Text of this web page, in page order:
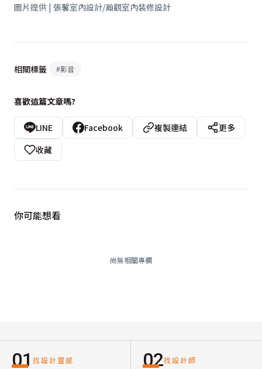
圖片提供 | 張馨室內設計/瀚觀室內裝修設計
相關標籤 #影音
喜歡這篇文章嗎?
LINE Facebook 複製連結
更多
收藏
你可能想看
尚無相關專欄
01 找設計靈感 02找設計師